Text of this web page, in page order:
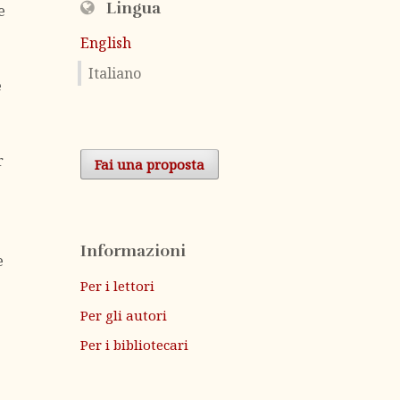
Lingua
English
Italiano
Fai una proposta
Informazioni
Per i lettori
Per gli autori
Per i bibliotecari